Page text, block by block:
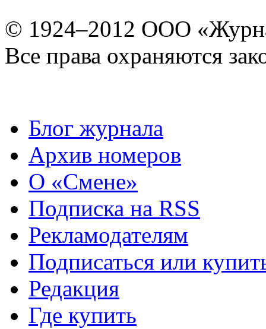
© 1924–2012 ООО
Все права охраняются
Блог журнала
Архив номеров
О «Смене»
Подписка на RSS
Рекламодателям
Подписаться или
Редакция
Где купить